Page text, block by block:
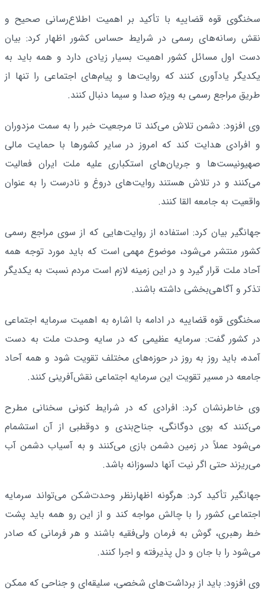
سخنگوی قوه قضاییه با تأکید بر اهمیت اطلاع‌رسانی صحیح و
نقش رسانه‌های رسمی در شرایط حساس کشور اظهار کرد: بیان
دست اول مسائل کشور اهمیت بسیار زیادی دارد و همه باید به
یکدیگر یادآوری کنند که روایت‌ها و پیام‌های اجتماعی را تنها از
طریق مراجع رسمی به ویژه صدا و سیما دنبال کنند.
وی افزود: دشمن تلاش می‌کند تا مرجعیت خبر را به سمت مزدوران
و افرادی هدایت کند که امروز در سایر کشورها با حمایت مالی
صهیونیست‌ها و جریان‌های استکباری علیه ملت ایران فعالیت
می‌کنند و در تلاش هستند روایت‌های دروغ و نادرست را به عنوان
واقعیت به جامعه القا کنند.
جهانگیر بیان کرد: استفاده از روایت‌هایی که از سوی مراجع رسمی
کشور منتشر می‌شود، موضوع مهمی است که باید مورد توجه همه
آحاد ملت قرار گیرد و در این زمینه لازم است مردم نسبت به یکدیگر
تذکر و آگاهی‌بخشی داشته باشند.
سخنگوی قوه قضاییه در ادامه با اشاره به اهمیت سرمایه اجتماعی
در کشور گفت: سرمایه عظیمی که در سایه وحدت ملت به دست
آمده، باید روز به روز در حوزه‌های مختلف تقویت شود و همه آحاد
جامعه در مسیر تقویت این سرمایه اجتماعی نقش‌آفرینی کنند.
وی خاطرنشان کرد: افرادی که در شرایط کنونی سخنانی مطرح
می‌کنند که بوی دوگانگی، جناح‌بندی و دوقطبی از آن استشمام
می‌شود عملاً در زمین دشمن بازی می‌کنند و به آسیاب دشمن آب
می‌ریزند حتی اگر نیت آنها دلسوزانه باشد.
جهانگیر تأکید کرد: هرگونه اظهارنظر وحدت‌شکن می‌تواند سرمایه
اجتماعی کشور را با چالش مواجه کند و از این رو همه باید پشت
خط رهبری، گوش به فرمان ولی‌فقیه باشند و هر فرمانی که صادر
می‌شود را با جان و دل پذیرفته و اجرا کنند.
وی افزود: باید از برداشت‌های شخصی، سلیقه‌ای و جناحی که ممکن